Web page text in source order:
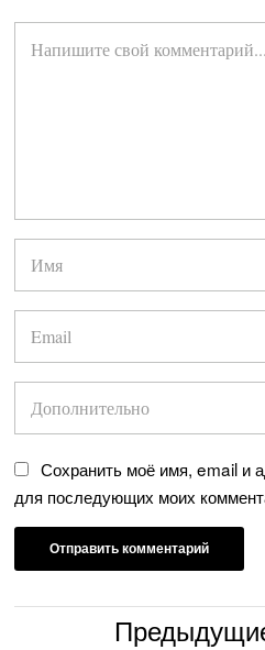
Сохранить моё имя, email и
для последующих моих